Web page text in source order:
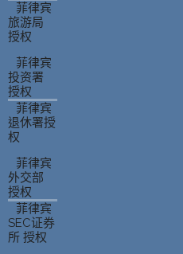
菲律宾
旅游局
授权
菲律宾
投资署
授权
菲律宾
退休署授
权
菲律宾
外交部
授权
菲律宾
SEC证券
所 授权